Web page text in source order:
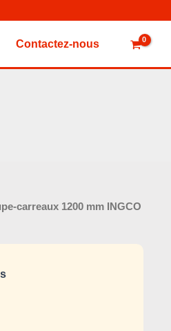
Contactez-nous
carreaux 1200 mm INGCO